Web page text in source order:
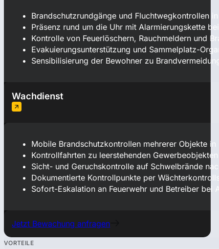
Brandschutzrundgänge und Fluchtwegkontrollen
Präsenz rund um die Uhr mit Alarmierungskette
Kontrolle von Feuerlöschern, Rauchmeldern und
Evakuierungsunterstützung und Sammelplatz-
Sensibilisierung der Bewohner zu
Wachdienst
Mobile Brandschutzkontrollen mehrerer Objekte
Kontrollfahrten zu leerstehenden
Sicht- und Geruchskontrolle auf Schwelbrände
Dokumentierte Kontrollpunkte per
Sofort-Eskalation an Feuerwehr und Betreiber bei
Jetzt Bewachung anfragen
VORTEILE